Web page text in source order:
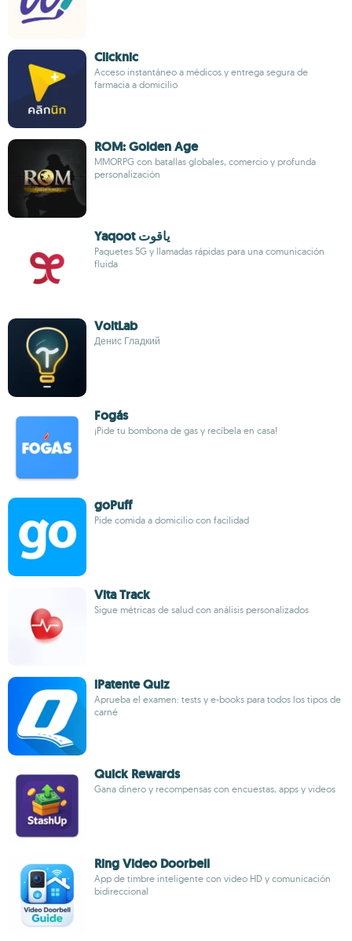
Clicknic
Acceso instantáneo a médicos y entrega segura de
farmacia a domicilio
ROM: Golden Age
MMORPG con batallas globales, comercio y profunda
personalización
Yaqoot ياقوت
Paquetes 5G y llamadas rápidas para una comunicación
fluida
VoltLab
Денис Гладкий
Fogás
¡Pide tu bombona de gas y recíbela en casa!
goPuff
Pide comida a domicilio con facilidad
Vita Track
Sigue métricas de salud con análisis personalizados
iPatente Quiz
Aprueba el examen: tests y e-books para todos los tipos de
carné
Quick Rewards
Gana dinero y recompensas con encuestas, apps y videos
Ring Video Doorbell
App de timbre inteligente con video HD y comunicación
bidireccional